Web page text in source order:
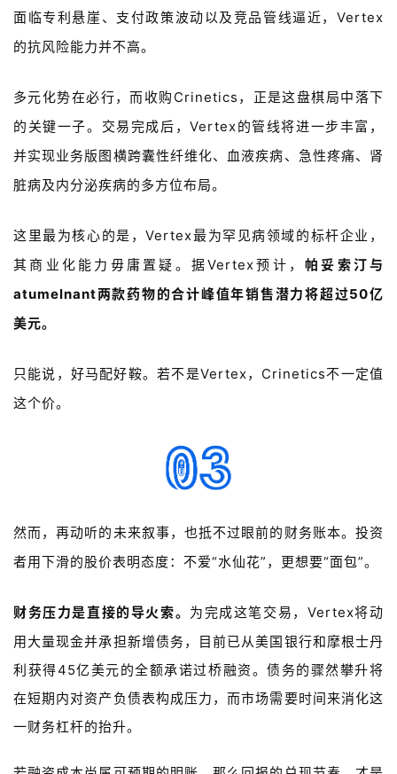
融
资
台
时
代
苑
A
l
l
g
l
系
我
登录 注册
面临专利悬崖、支付政策波动以及竞品管线逼近，Vertex
的抗风险能力并不高。
多元化势在必行，而收购Crinetics，正是这盘棋局中落下
的关键一子。交易完成后，Vertex的管线将进一步丰富，
并实现业务版图横跨囊性纤维化、血液疾病、急性疼痛、肾
脏病及内分泌疾病的多方位布局。
这里最为核心的是，Vertex最为罕见病领域的标杆企业，
其商业化能力毋庸置疑。据Vertex预计， 帕妥索汀与
atumelnant两款药物的合计峰值年销售潜力将超过50亿
美元。
只能说，好马配好鞍。若不是Vertex， Crinetics不一定值
这个价。
然而，再动听的未来叙事，也抵不过眼前的财务账本。投资
者用下滑的股价表明态度：不爱“水仙花”，更想要“面包”。
财务压力是直接的导火索。 为完成这笔交易， Vertex将动
用大量现金并承担新增债务，目前已从美国银行和摩根士丹
利获得45亿美元的全额承诺过桥融资。债务的骤然攀升将
在短期内对资产负债表构成压力，而市场需要时间来消化这
一财务杠杆的抬升。